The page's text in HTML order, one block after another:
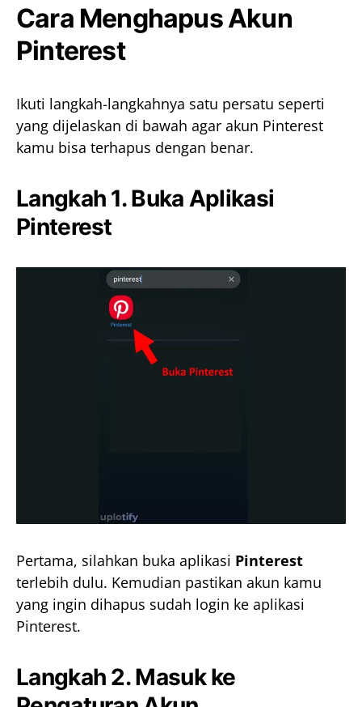
Cara Menghapus Akun
Pinterest
Ikuti langkah-langkahnya satu persatu seperti
yang dijelaskan di bawah agar akun Pinterest
kamu bisa terhapus dengan benar.
Langkah 1. Buka Aplikasi
Pinterest
Pertama, silahkan buka aplikasi Pinterest
terlebih dulu. Kemudian pastikan akun kamu
yang ingin dihapus sudah login ke aplikasi
Pinterest.
Langkah 2. Masuk ke